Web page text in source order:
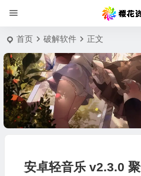
首页 破解软件 正文
安卓轻音乐 v2.3.0